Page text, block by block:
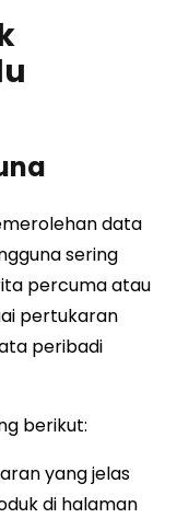
data
sering
percuma atau
pertukaran
peribadi
berikut:
yang jelas
di halaman